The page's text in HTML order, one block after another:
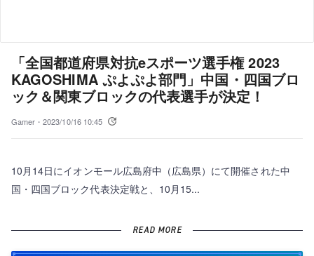
「全国都道府県対抗eスポーツ選手権 2023
KAGOSHIMA ぷよぷよ部門」中国・四国ブロ
ック＆関東ブロックの代表選手が決定！
Gamer・2023/10/16 10:45
10月14日にイオンモール広島府中（広島県）にて開催された中
国・四国ブロック代表決定戦と、10月15...
READ MORE